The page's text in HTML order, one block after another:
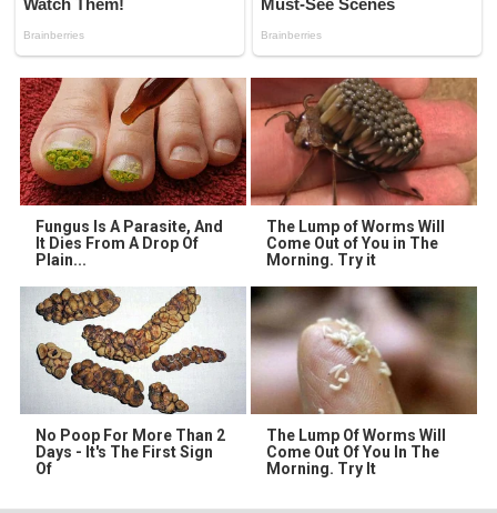
Fungus Is A Parasite, And
It Dies From A Drop Of
Plain...
The Lump of Worms Will
Come Out of You in The
Morning. Try it
No Poop For More Than 2
Days - It's The First Sign
Of
The Lump Of Worms Will
Come Out Of You In The
Morning. Try It